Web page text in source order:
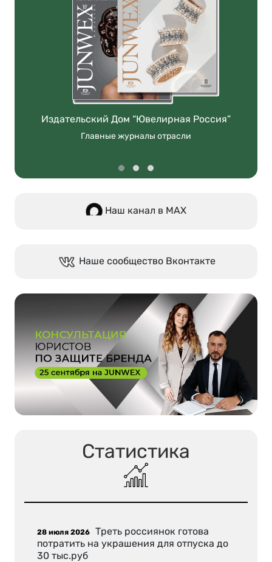
Издательский Дом “Ювелирная Россия”
Главные журналы отрасли
Наш канал в МАХ
Наше сообщество Вконтакте
Статистика
28 июля 2026 Треть россиянок готова
потратить на украшения для отпуска до
30 тыс.руб